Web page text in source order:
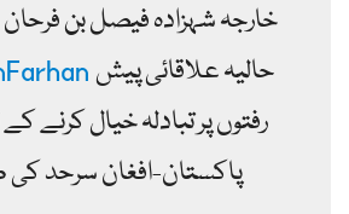
خارجہ شہزادہ فیصل بن
رفتوں پر تبادلہ خیال کرنے
پاکستان-افغان سرحد کی